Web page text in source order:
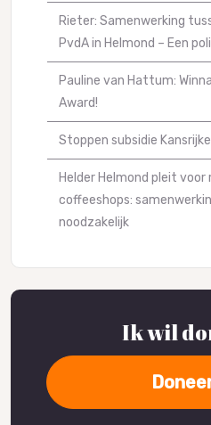
Rieter: Samenwerking
PvdA in Helmond – Een
Pauline van Hattum:
Award!
Stoppen subsidie
Helder Helmond pleit voor
coffeeshops:
noodzakelijk
Ik wil